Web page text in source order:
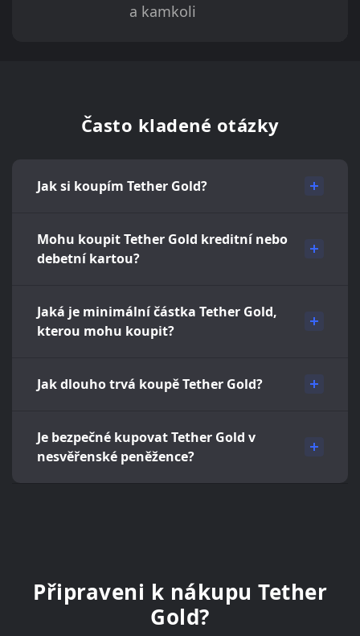
a kamkoli
Často kladené otázky
Jak si koupím Tether Gold?
Mohu koupit Tether Gold kreditní nebo
debetní kartou?
Jaká je minimální částka Tether Gold,
kterou mohu koupit?
Jak dlouho trvá koupě Tether Gold?
Je bezpečné kupovat Tether Gold v
nesvěřenské peněžence?
Připraveni k nákupu Tether
Gold?